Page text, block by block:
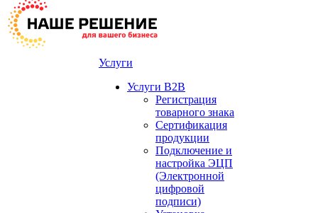
Услуги
Услуги B2B
Регистрация
товарного знака
Сертификация
продукции
Подключение и
настройка ЭЦП
(Электронной
цифровой
подписи)